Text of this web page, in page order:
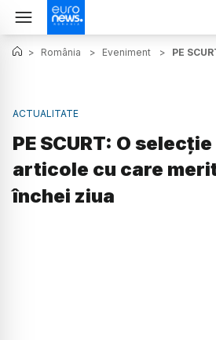
> România > Eveniment > PE
ACTUALITATE
PE SCURT: O
articole cu care
închei ziua